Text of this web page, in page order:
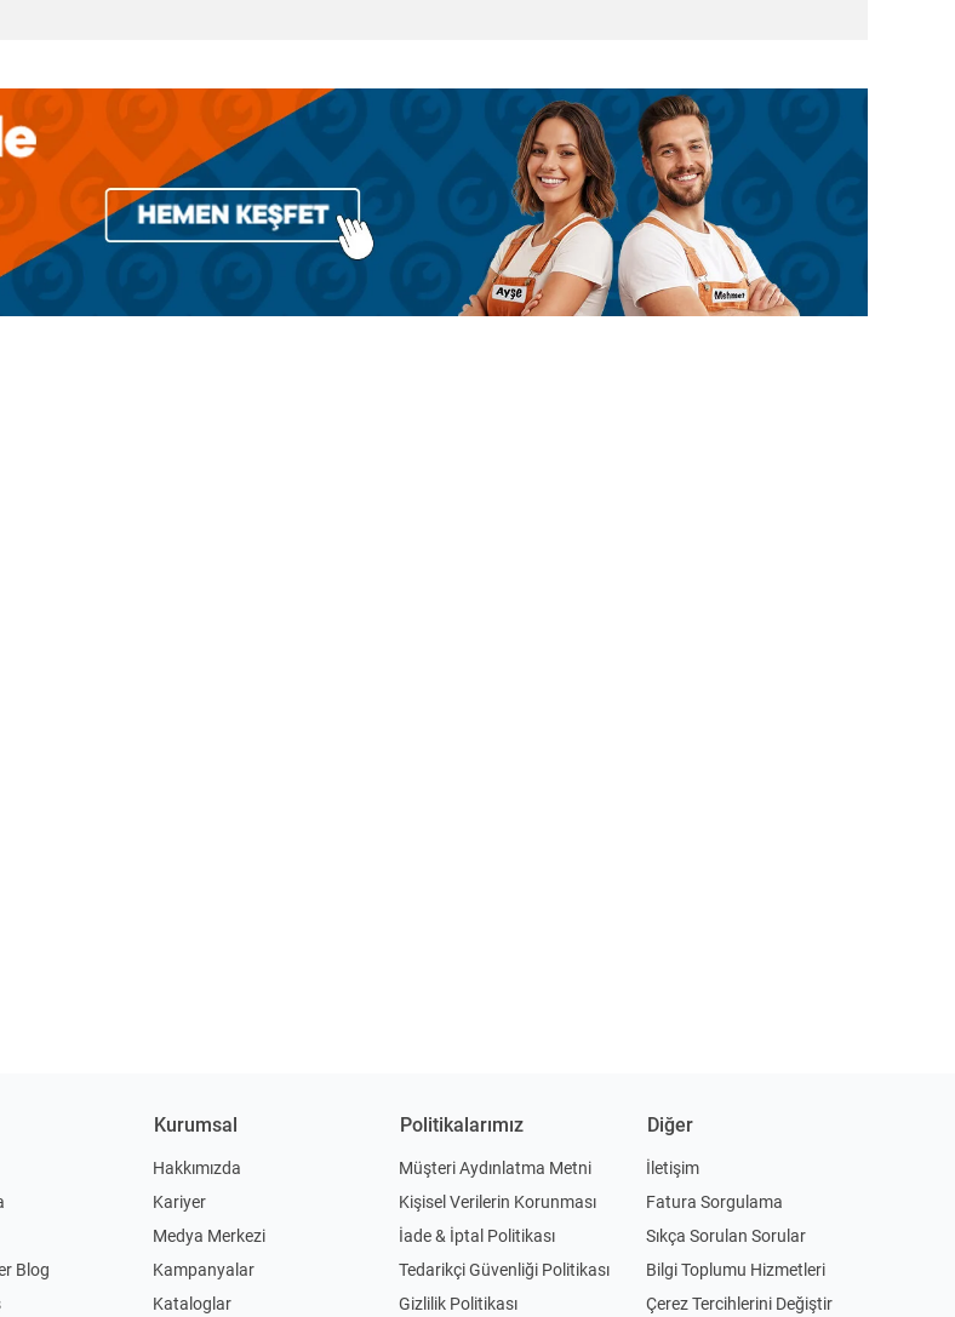
Blog
Kurumsal
Hakkımızda
Kariyer
Medya Merkezi
Kampanyalar
Kataloglar
Politikalarımız
Müşteri Aydınlatma Metni
Kişisel Verilerin Korunması
İade & İptal Politikası
Tedarikçi Güvenliği Politikası
Gizlilik Politikası
Diğer
İletişim
Fatura Sorgulama
Sıkça Sorulan Sorular
Bilgi Toplumu Hizmetleri
Çerez Tercihlerini Değiştir